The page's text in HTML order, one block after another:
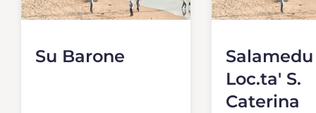
Su Barone
Salamedu
Loc.ta' S.
Caterina